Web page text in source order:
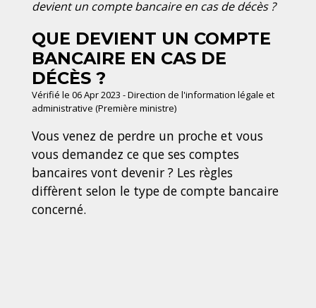
devient un compte bancaire en cas de décès ?
QUE DEVIENT UN COMPTE
BANCAIRE EN CAS DE
DÉCÈS ?
Vérifié le 06 Apr 2023 - Direction de l'information légale et
administrative (Première ministre)
Vous venez de perdre un proche et vous
vous demandez ce que ses comptes
bancaires vont devenir ? Les règles
diffèrent selon le type de compte bancaire
concerné.